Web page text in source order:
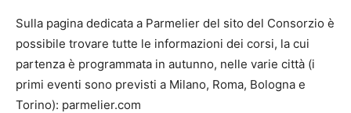
Sulla pagina dedicata a Parmelier del sito del Consorzio è
possibile trovare tutte le informazioni dei corsi, la cui
partenza è programmata in autunno, nelle varie città (i
primi eventi sono previsti a Milano, Roma, Bologna e
Torino): parmelier.com